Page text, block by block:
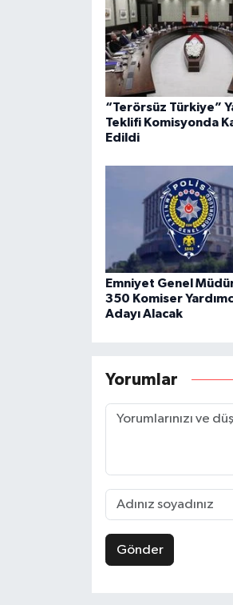
“Terörsüz Türkiye”
Teklifi Komisyonda
Edildi
Emniyet Genel
350 Komiser
Adayı Alacak
Yorumlar
Gönder